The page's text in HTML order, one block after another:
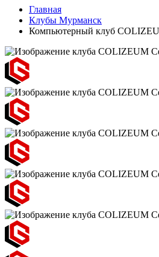
Главная
Клубы Мурманск
Компьютерный клуб